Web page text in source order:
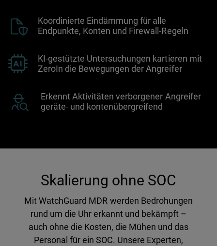
Koordinierte Eindämmung für alle
Endpunkte, Konten und Firewall-Regeln
KI-gestützte Untersuchungen kartieren mit
ZeroIn die Bewegungen der Angreifer
Erkennt Aktivitäten verborgener Angreifer
geräte- und kontenübergreifend
Skalierung ohne SOC
Mit WatchGuard MDR werden Bedrohungen
rund um die Uhr erkannt und bekämpft –
auch ohne die Kosten, die Mühen und das
Personal für ein SOC. Unsere Experten,